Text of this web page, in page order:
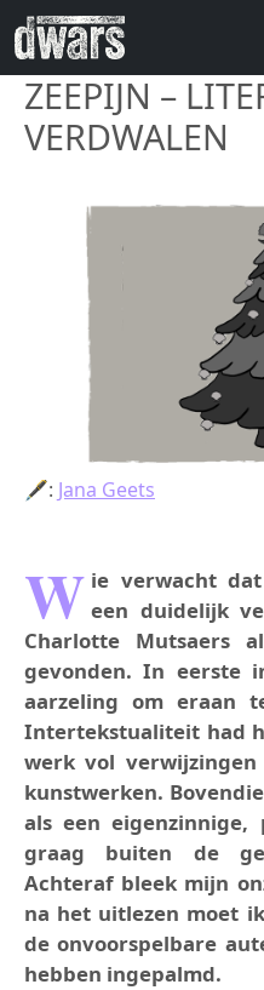
Overslaan en naar de inhoud
ZEEPIJN –
VERDWALEN
🖋: Jana Geets
W ie verwacht
een duidelijk
Charlotte Mutsaers
gevonden. In eerste
aarzeling om eraan
Intertekstualiteit had
werk vol
kunstwerken.
als een eigenzinnige,
graag buiten de
Achteraf bleek mijn
na het uitlezen moet
de onvoorspelbare
hebben ingepalmd.